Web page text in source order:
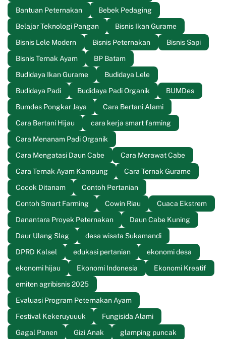
Bantuan Peternakan
Bebek Pedaging
Belajar Teknologi Pangan
Bisnis Ikan Gurame
Bisnis Lele Modern
Bisnis Peternakan
Bisnis Sapi
Bisnis Ternak Ayam
BP Batam
Budidaya Ikan Gurame
Budidaya Lele
Budidaya Padi
Budidaya Padi Organik
BUMDes
Bumdes Pongkar Jaya
Cara Bertani Alami
Cara Bertani Hijau
cara kerja smart farming
Cara Menanam Padi Organik
Cara Mengatasi Daun Cabe
Cara Merawat Cabe
Cara Ternak Ayam Kampung
Cara Ternak Gurame
Cocok Ditanam
Contoh Pertanian
Contoh Smart Farming
Cowin Riau
Cuaca Ekstrem
Danantara Proyek Peternakan
Daun Cabe Kuning
Daur Ulang Slag
desa wisata Sukamandi
DPRD Kalsel
edukasi pertanian
ekonomi desa
ekonomi hijau
Ekonomi Indonesia
Ekonomi Kreatif
emiten agribisnis 2025
Evaluasi Program Peternakan Ayam
Festival Kekeruyuuuk
Fungisida Alami
Gagal Panen
Gizi Anak
glamping puncak